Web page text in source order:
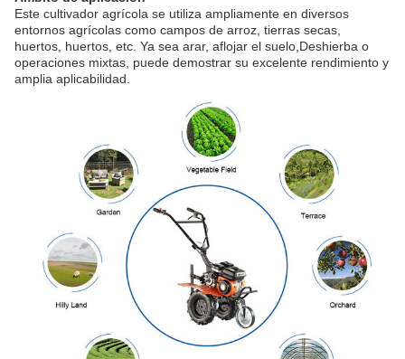
Este cultivador agrícola se utiliza ampliamente en diversos
entornos agrícolas como campos de arroz, tierras secas,
huertos, huertos, etc. Ya sea arar, aflojar el suelo,Deshierba o
operaciones mixtas, puede demostrar su excelente rendimiento y
amplia aplicabilidad.